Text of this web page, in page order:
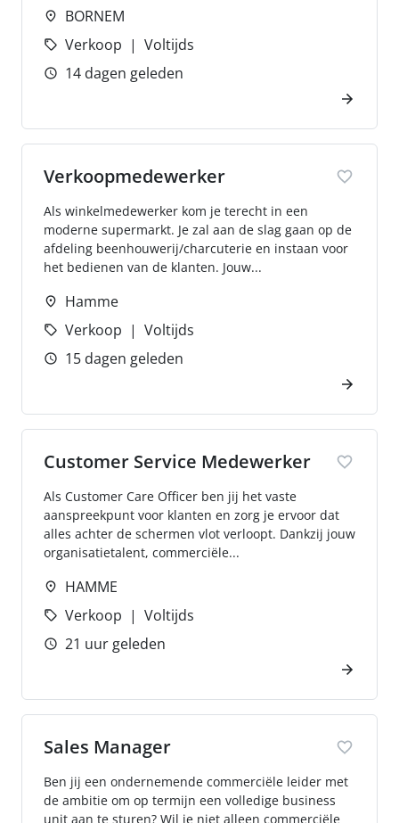
BORNEM
Verkoop
Voltijds
14 dagen geleden
Verkoopmedewerker
Als winkelmedewerker kom je terecht in een
moderne supermarkt. Je zal aan de slag gaan op de
afdeling beenhouwerij/charcuterie en instaan voor
het bedienen van de klanten. Jouw...
Hamme
Verkoop
Voltijds
15 dagen geleden
Customer Service Medewerker
Als Customer Care Officer ben jij het vaste
aanspreekpunt voor klanten en zorg je ervoor dat
alles achter de schermen vlot verloopt. Dankzij jouw
organisatietalent, commerciële...
HAMME
Verkoop
Voltijds
21 uur geleden
Sales Manager
Ben jij een ondernemende commerciële leider met
de ambitie om op termijn een volledige business
unit aan te sturen? Wil je niet alleen commerciële